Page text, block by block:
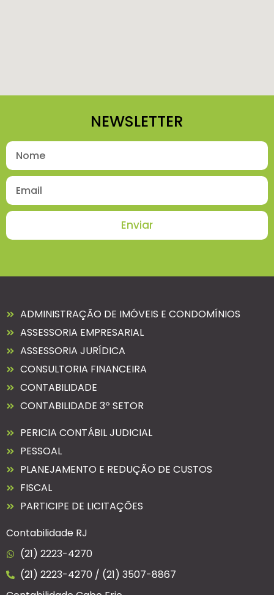
NEWSLETTER
Enviar
ADMINISTRAÇÃO DE IMÓVEIS E CONDOMÍNIOS
ASSESSORIA EMPRESARIAL
ASSESSORIA JURÍDICA
CONSULTORIA FINANCEIRA
CONTABILIDADE
CONTABILIDADE 3º SETOR
PERICIA CONTÁBIL JUDICIAL
PESSOAL
PLANEJAMENTO E REDUÇÃO DE CUSTOS
FISCAL
PARTICIPE DE LICITAÇÕES
Contabilidade RJ
(21) 2223-4270
(21) 2223-4270 / (21) 3507-8867